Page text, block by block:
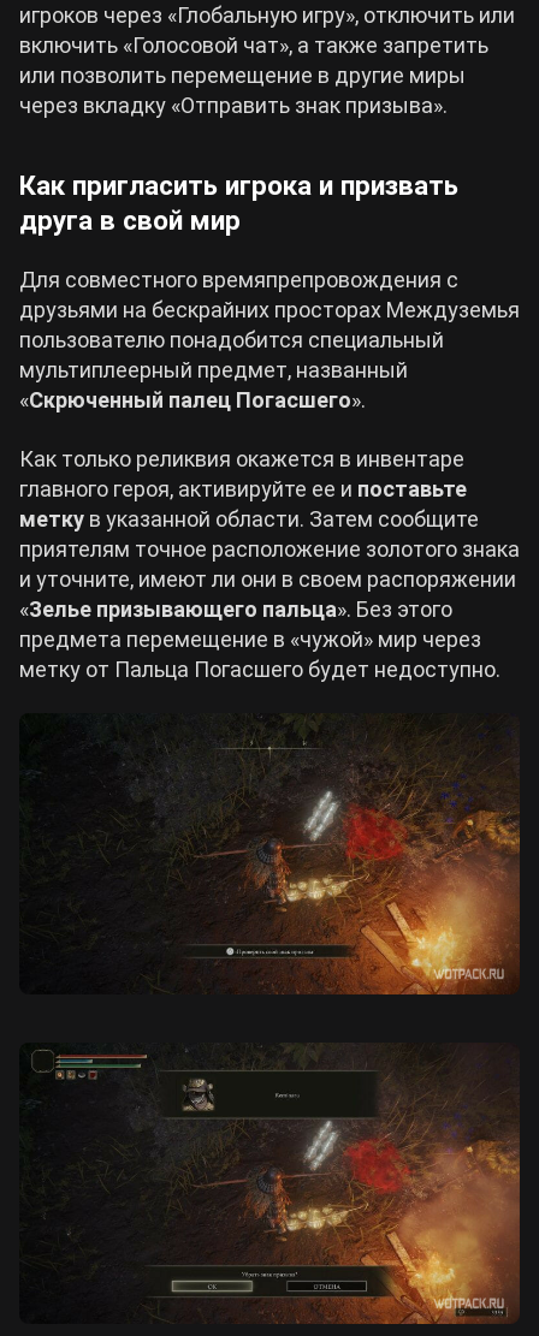
игроков через «Глобальную игру», отключить или
включить «Голосовой чат», а также запретить
или позволить перемещение в другие миры
через вкладку «Отправить знак призыва».
Как пригласить игрока и призвать
друга в свой мир
Для совместного времяпрепровождения с
друзьями на бескрайних просторах Междуземья
пользователю понадобится специальный
мультиплеерный предмет, названный
«Скрюченный палец Погасшего».
Как только реликвия окажется в инвентаре
главного героя, активируйте ее и поставьте
метку в указанной области. Затем сообщите
приятелям точное расположение золотого знака
и уточните, имеют ли они в своем распоряжении
«Зелье призывающего пальца». Без этого
предмета перемещение в «чужой» мир через
метку от Пальца Погасшего будет недоступно.